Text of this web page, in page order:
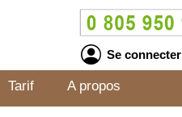
Se connecter
Tarif A propos